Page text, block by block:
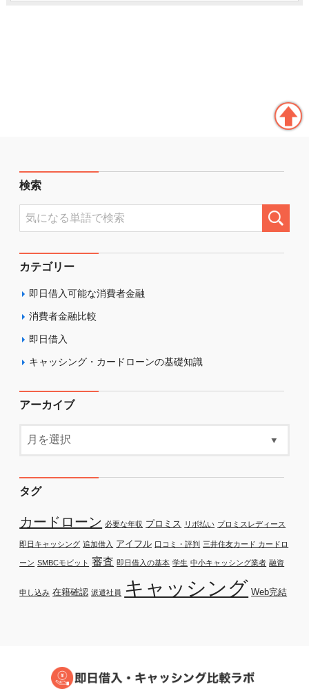
検索
カテゴリー
即日借入可能な消費者金融
消費者金融比較
即日借入
キャッシング・カードローンの基礎知識
アーカイブ
タグ
カードローン 必要な年収 プロミス リボ払い プロミスレディース
即日キャッシング 追加借入 アイフル 口コミ・評判 三井住友カード カードロ
ーン SMBCモビット 審査 即日借入の基本 学生 中小キャッシング業者 融資
申し込み 在籍確認 派遣社員 キャッシング Web完結